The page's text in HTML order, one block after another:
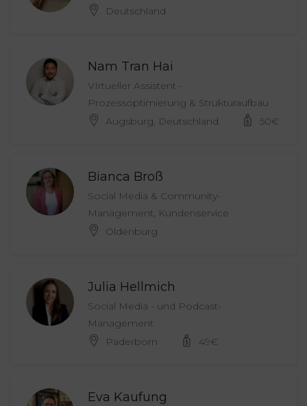
Deutschland
Nam Tran Hai
VIrtueller Assistent -
Prozessoptimierung & Strukturaufbau
Augsburg, Deutschland
50€
Bianca Broß
Social Media & Community-
Management, Kundenservice
Oldenburg
Julia Hellmich
Social Media - und Podcast-
Management
Paderborn
49€
Eva Kaufung